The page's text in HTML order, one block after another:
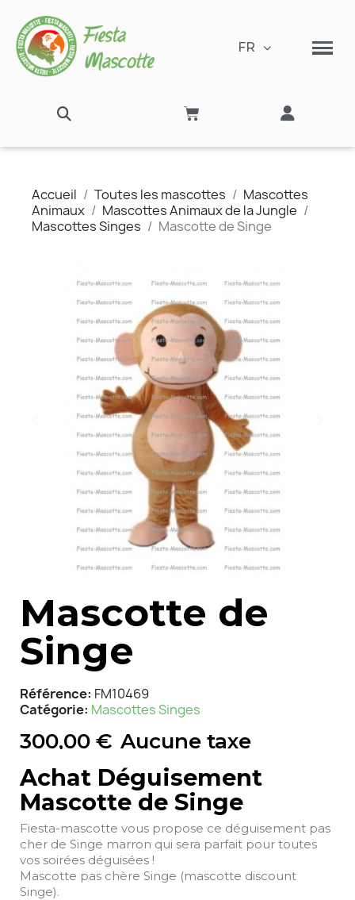
FR
Accueil Toutes les mascottes
Mascottes
Animaux
Mascottes Animaux de la Jungle
Mascottes Singes
Mascotte de Singe
Mascotte de
Singe
Référence FM10469
Catégorie Mascottes Singes
300,00 € Aucune taxe
Achat Déguisement
Mascotte de Singe
Fiesta-mascotte vous propose ce déguisement pas
cher de Singe marron qui sera parfait pour toutes
vos soirées déguisées !
Mascotte pas chère Singe (mascotte discount
Singe).